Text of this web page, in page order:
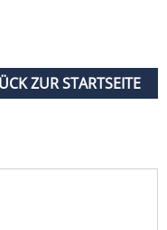
ZUR STARTSEITE